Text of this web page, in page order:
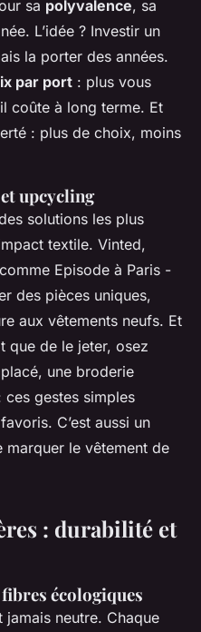
sa polyvalence, sa
L’idée ? Investir un
la porter des années.
par port : plus vous
coûte à long terme. Et
: plus de choix, moins
upcycling
solutions les plus
textile. Vinted,
Episode à Paris -
des pièces uniques,
aux vêtements neufs. Et
que de le jeter, osez
une broderie
gestes simples
C’est aussi un
marquer le vêtement de
: durabilité et
écologiques
jamais neutre. Chaque